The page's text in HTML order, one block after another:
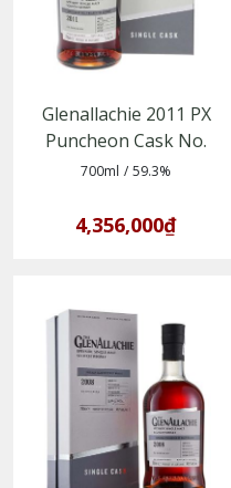
Glenallachie 2011 PX
Puncheon Cask No.
803432 – Single Malt
700ml / 59.3%
4,356,000₫